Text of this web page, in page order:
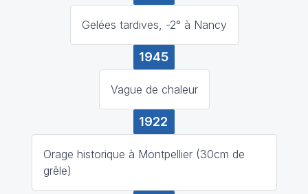
Gelées tardives, -2° à Nancy
1945
Vague de chaleur
1922
Orage historique à Montpellier (30cm de
grêle)